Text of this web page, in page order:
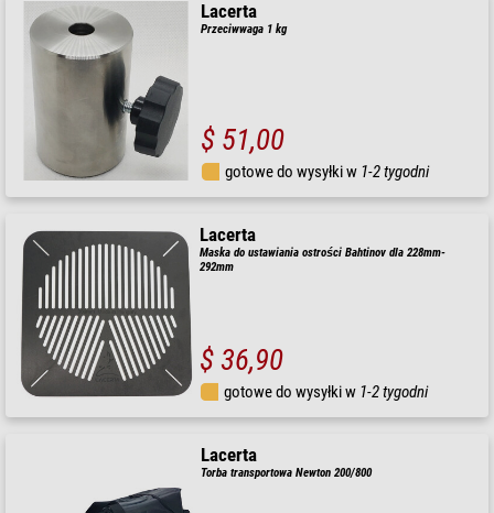
Lacerta
Przeciwwaga 1 kg
$ 51,00
gotowe do wysyłki w 1-2 tygodni
Lacerta
Maska do ustawiania ostrości Bahtinov dla 228mm-
292mm
$ 36,90
gotowe do wysyłki w 1-2 tygodni
Lacerta
Torba transportowa Newton 200/800